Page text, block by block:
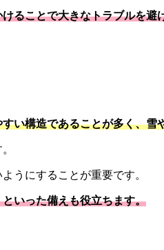
ることで大きなトラブルを避
い構造であることが多く、
うにすることが重要です。
いった備えも役立ちます。